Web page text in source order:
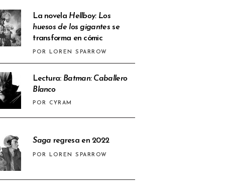
La novela Hellboy: Los
huesos de los gigantesse
transforma en cómic
POR LOREN SPARROW
Lectura: Batman: Caballero
Blanco
POR CYRAM
Saga regresa en 2022
POR LOREN SPARROW